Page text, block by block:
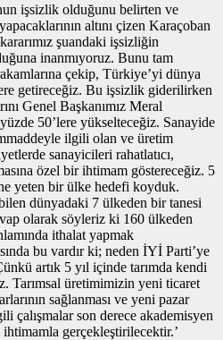
işsizlik olduğunu belirten ve
altını çizen Karaçoban
şuandaki işsizliğin
inanmıyoruz. Bunu tam
çekip, Türkiye’yi dünya
getireceğiz. Bu işsizlik giderilirken
Genel Başkanımız Meral
50’lere yükselteceğiz. Sanayide
ilgili olan ve üretim
sanayicileri rahatlatıcı,
özel bir ihtimam göstereceğiz. 5
yeten bir ülke hedefi koyduk.
dünyadaki 7 ülkeden bir tanesi
olarak söyleriz ki 160 ülkeden
ithalat yapmak
bu vardır ki; neden İYİ Parti’ye
artık 5 yıl içinde tarımda kendi
Tarımsal üretimimizin yeni ticaret
sağlanması ve yeni pazar
çalışmalar son derece akademisyen
ihtimamla gerçekleştirilecektir.’